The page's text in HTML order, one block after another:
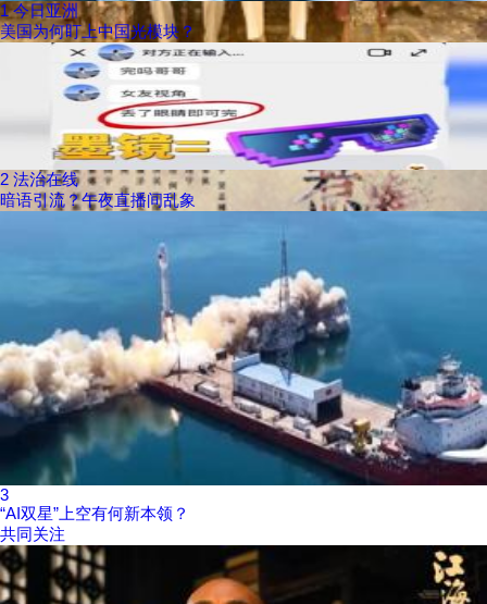
1 今日亚洲
美国为何盯上中国光模块？
2 法治在线
暗语引流？午夜直播间乱象
3
“AI双星”上空有何新本领？
共同关注